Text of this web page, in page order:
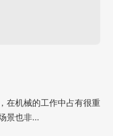
在机械的工作中占有很重
景也非…